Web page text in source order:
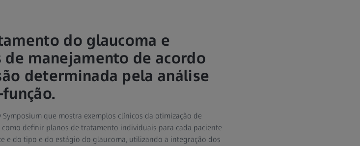
do glaucoma e
manejamento de acordo
determinada pela análise
Symposium que mostra exemplos clínicos da otimização de
definir planos de tratamento individuais para cada paciente
e do tipo e do estágio do glaucoma, utilizando a integração dos